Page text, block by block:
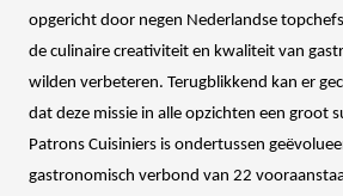
opgericht door negen Nederlandse
de culinaire creativiteit en kwaliteit van
wilden verbeteren. Terugblikkend kan er
dat deze missie in alle opzichten een groot
Patrons Cuisiniers is ondertussen
gastronomisch verbond van 22